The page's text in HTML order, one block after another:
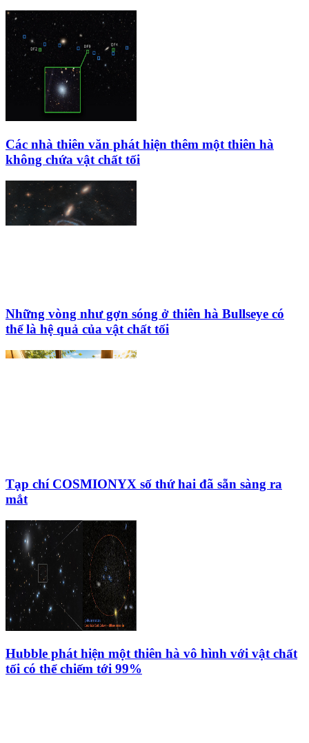
Các nhà thiên văn phát hiện thêm một thiên hà
không chứa vật chất tối
Những vòng như gợn sóng ở thiên hà Bullseye có
thể là hệ quả của vật chất tối
Tạp chí COSMIONYX số thứ hai đã sẵn sàng ra
mắt
Hubble phát hiện một thiên hà vô hình với vật chất
tối có thể chiếm tới 99%